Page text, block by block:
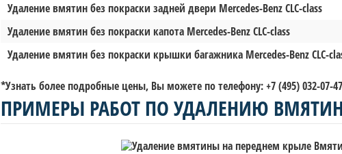
Удаление вмятин без покраски задней двери Mercedes-Benz CLC-сlass
Удаление вмятин без покраски капота Mercedes-Benz CLC-сlass
Удаление вмятин без покраски крышки багажника Mercedes-Benz CLC-
*Узнать более подробные цены, Вы можете по телефону: +7 (495) 032-07-
ПРИМЕРЫ РАБОТ ПО УДАЛЕНИЮ